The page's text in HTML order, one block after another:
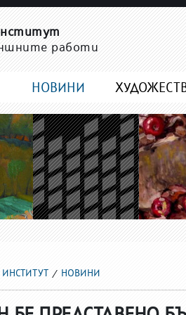
работи
НОВИНИ
НОВИНИ